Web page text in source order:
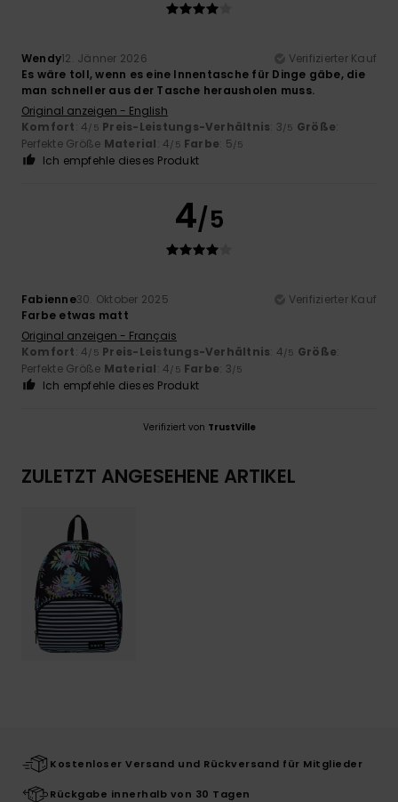
Wendy12. Jänner 2026
Verifizierter Kauf
Es wäre toll, wenn es eine Innentasche für Dinge gäbe, die
man schneller aus der Tasche herausholen muss.
Original anzeigen - English
Komfort: 4/5 Preis-Leistungs-Verhältnis: 3/5 Größe:
Perfekte Größe Material: 4/5 Farbe: 5/5
Ich empfehle dieses Produkt
4/5
Fabienne30. Oktober 2025
Verifizierter Kauf
Farbe etwas matt
Original anzeigen - Français
Komfort: 4/5 Preis-Leistungs-Verhältnis: 4/5 Größe:
Perfekte Größe Material: 4/5 Farbe: 3/5
Ich empfehle dieses Produkt
Verifiziert von TrustVille
ZULETZT ANGESEHENE ARTIKEL
Kostenloser Versand und Rückversand für Mitglieder
Rückgabe innerhalb von 30 Tagen